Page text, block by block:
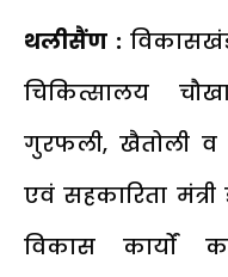
थलीसैंण :
चिकित्सालय
गुरफली, खैतोली व
एवं सहकारिता
विकास कार्यों